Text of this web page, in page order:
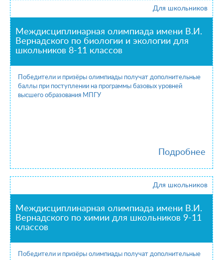
Для школьников
Междисциплинарная олимпиада имени В.И.
Вернадского по биологии и экологии для
школьников 8-11 классов
Победители и призёры олимпиады получат дополнительные
баллы при поступлении на программы базовых уровней
высшего образования МПГУ
Подробнее
Для школьников
Междисциплинарная олимпиада имени В.И.
Вернадского по химии для школьников 9-11
классов
Победители и призёры олимпиады получат дополнительные